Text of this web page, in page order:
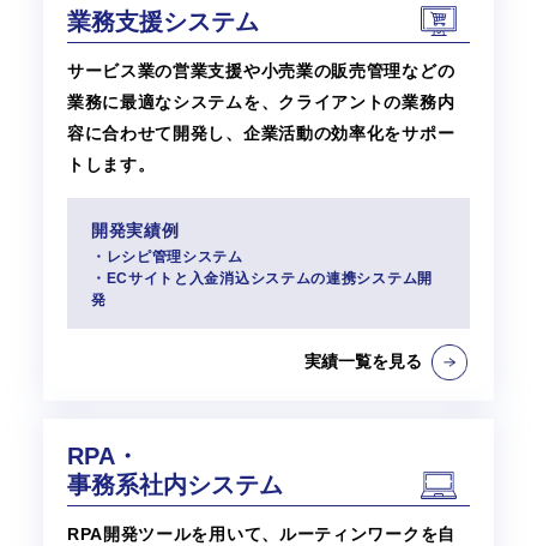
業務支援システム
サービス業の営業支援や小売業の販売管理などの
業務に最適なシステムを、クライアントの業務内
容に合わせて開発し、企業活動の効率化をサポー
トします。
開発実績例
・レシピ管理システム
・ECサイトと入金消込システムの連携システム開
発
実績一覧を見る
RPA・
事務系社内システム
RPA開発ツールを用いて、ルーティンワークを自